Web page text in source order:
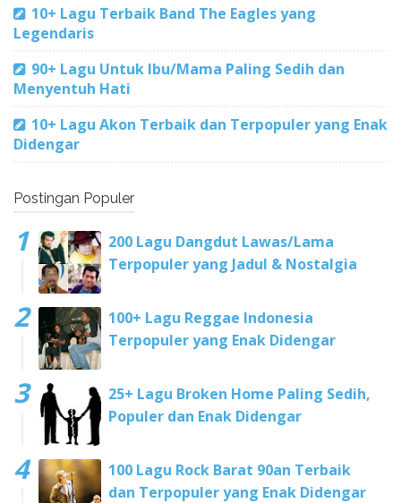
10+ Lagu Terbaik Band The Eagles yang
Legendaris
90+ Lagu Untuk Ibu/Mama Paling Sedih dan
Menyentuh Hati
10+ Lagu Akon Terbaik dan Terpopuler yang Enak
Didengar
Postingan Populer
200 Lagu Dangdut Lawas/Lama
Terpopuler yang Jadul & Nostalgia
100+ Lagu Reggae Indonesia
Terpopuler yang Enak Didengar
25+ Lagu Broken Home Paling Sedih,
Populer dan Enak Didengar
100 Lagu Rock Barat 90an Terbaik
dan Terpopuler yang Enak Didengar